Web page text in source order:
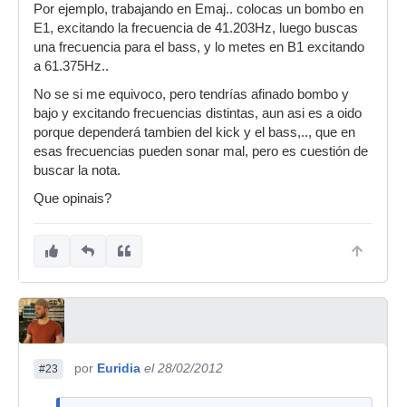
Por ejemplo, trabajando en Emaj.. colocas un bombo en
E1, excitando la frecuencia de 41.203Hz, luego buscas
una frecuencia para el bass, y lo metes en B1 excitando
a 61.375Hz..
No se si me equivoco, pero tendrías afinado bombo y
bajo y excitando frecuencias distintas, aun asi es a oido
porque dependerá tambien del kick y el bass,.., que en
esas frecuencias pueden sonar mal, pero es cuestión de
buscar la nota.
Que opinais?
#23 por Euridia el 28/02/2012